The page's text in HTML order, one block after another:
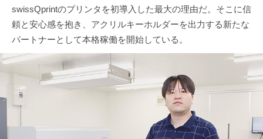
swissQprintのプリンタを初導入した最大の理由だ。そこに信
頼と安心感を抱き、アクリルキーホルダーを出力する新たな
パートナーとして本格稼働を開始している。